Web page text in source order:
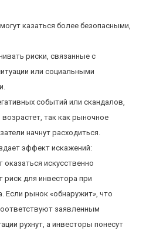
казаться более безопасными,
риски, связанные с
или социальными
событий или скандалов,
так как рыночное
начнут расходиться.
эффект искажений:
искусственно
риск для инвестора при
рынок «обнаружит», что
заявленным
рухнут, а инвесторы понесут